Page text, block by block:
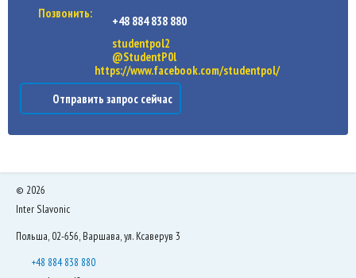
Позвонить:
+48 884 838 880
studentpol2
@StudentP0l
https://www.facebook.com/studentpol/
Отправить запрос сейчас
© 2026
Inter Slavonic
Польша, 02-656, Варшава, ул. Ксаверув 3
+48 884 838 880